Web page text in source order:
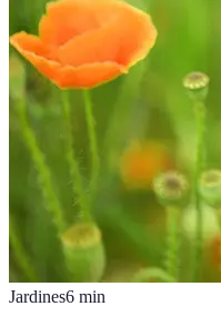
Jardines6 min